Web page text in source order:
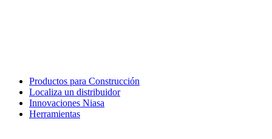
Productos para Construcción
Localiza un distribuidor
Innovaciones Niasa
Herramientas